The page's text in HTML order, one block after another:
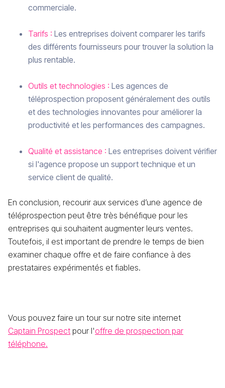
commerciale.
Tarifs : Les entreprises doivent comparer les tarifs
des différents fournisseurs pour trouver la solution la
plus rentable.
Outils et technologies : Les agences de
téléprospection proposent généralement des outils
et des technologies innovantes pour améliorer la
productivité et les performances des campagnes.
Qualité et assistance : Les entreprises doivent vérifier
si l'agence propose un support technique et un
service client de qualité.
En conclusion, recourir aux services d’une agence de
téléprospection peut être très bénéfique pour les
entreprises qui souhaitent augmenter leurs ventes.
Toutefois, il est important de prendre le temps de bien
examiner chaque offre et de faire confiance à des
prestataires expérimentés et fiables.
Vous pouvez faire un tour sur notre site internet
Captain Prospect pour l'offre de prospection par
téléphone.